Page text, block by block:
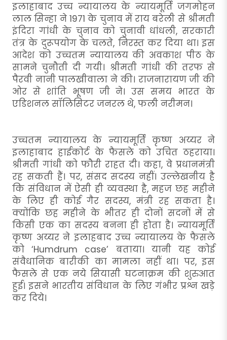
इलाहाबाद उच्च न्यायालय के न्यायमूर्ति जगमोहन
लाल सिन्हा ने 1971 के चुनाव में राय बरेली से श्रीमती
इंदिरा गांधी के चुनाव को चुनावी धांधली, सरकारी
तंत्र के दुरूपयोग के चलते, निरस्त कर दिया था। इस
आदेश को उच्चतम न्यायालय की अवकाश पीठ के
सामने चुनौती दी गयी। श्रीमती गांधी की तरफ से
पैरवी नानी पालखीवाला ने की। राजनारायण जी की
ओर से शांति भूषण जी ने। उस समय भारत के
एडिशनल सॉलिसिटर जनरल थे, फली नरीमन।
उच्चतम न्यायालय के न्यायमूर्ति कृष्ण अय्यर ने
इलाहाबाद हाईकोर्ट के फैसले को उचित ठहराया।
श्रीमती गांधी को फौरी राहत दी। कहा, वे प्रधानमंत्री
रह सकती हैं। पर, संसद सदस्य नहीं। उल्लेखनीय है
कि संविधान में ऐसी ही व्यवस्था है, महज छह महीने
के लिए ही कोई गैर सदस्य, मंत्री रह सकता है।
क्योंकि छह महीने के भीतर ही दोनों सदनों में से
किसी एक का सदस्य बनना ही होता है। न्यायमूर्ति
कृष्ण अय्यर ने इलाहबाद उच्च न्यायालय के फैसले
को ‘Humdrum case’ बताया। यानी यह कोई
संवैधानिक बारीकी का मामला नहीं था। पर, इस
फैसले से एक नये सियासी घटनाक्रम की शुरुआत
हुई। इसने भारतीय संविधान के लिए गंभीर प्रश्न खड़े
कर दिये।